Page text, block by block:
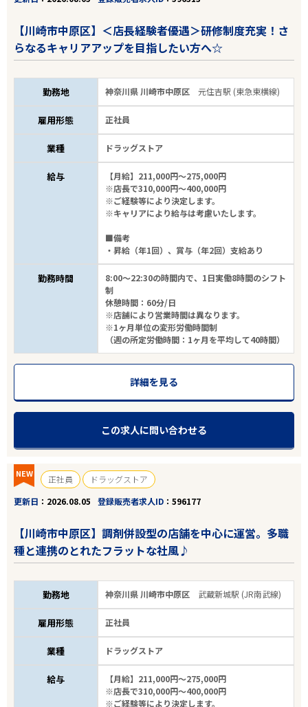
【川崎市中原区】＜店長経験者優遇＞研修制度充実！さ
らなるキャリアアップを目指したい方へ☆
勤務地 神奈川県 川崎市中原区元住吉駅 (東急東横線)
雇用形態 正社員
業種 ドラッグストア
給与
【月給】211,000円～275,000円
※店長で310,000円～400,000円
※ご経験等により決定します。
※キャリアにより給与は考慮いたします。
■備考
・昇給（年1回）、賞与（年2回）支給あり
勤務時間
8:00～22:30の時間内で、1日実働8時間のシフト
制
休憩時間：60分/日
※店舗により営業時間は異なります。
※1ヶ月単位の変形労働時間制
（週の所定労働時間：1ヶ月を平均して40時間）
詳細を見る
この求人に問い合わせる
NEW 正社員
ドラッグストア
更新日
2026.08.05 登録販売者求人ID 596177
【川崎市中原区】調剤併設型の店舗を中心に運営。多職
種と連携のとれたフラットな社風♪
勤務地 神奈川県 川崎市中原区 武蔵新城駅 (JR南武線)
雇用形態 正社員
業種 ドラッグストア
給与
【月給】211,000円～275,000円
※店長で310,000円～400,000円
※ご経験等により決定します。